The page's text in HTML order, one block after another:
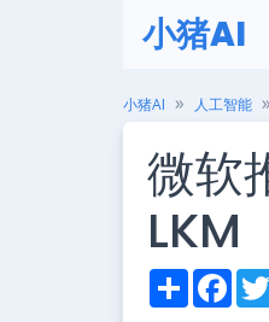
小猪AI
小猪AI 人工智能
微软
LKM
S
h
F
a